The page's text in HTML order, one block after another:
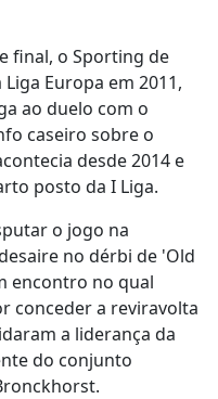
final, o Sporting de
Europa em 2011,
ao duelo com o
caseiro sobre o
desde 2014 e
posto da I Liga.
o jogo na
no dérbi de 'Old
encontro no qual
conceder a reviravolta
a liderança da
do conjunto